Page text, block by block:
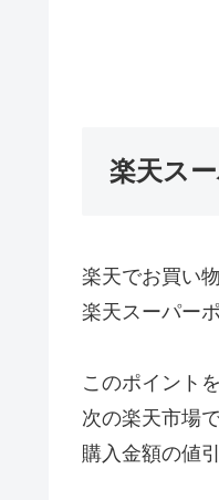
楽天ス
楽天でお買い
楽天スーパー
このポイント
次の楽天市場
購入金額の値